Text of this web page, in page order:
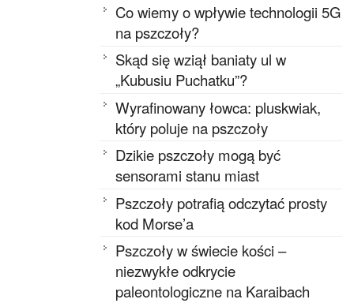
Co wiemy o wpływie technologii 5G
na pszczoły?
Skąd się wziął baniaty ul w
„Kubusiu Puchatku”?
Wyrafinowany łowca: pluskwiak,
który poluje na pszczoły
Dzikie pszczoły mogą być
sensorami stanu miast
Pszczoły potrafią odczytać prosty
kod Morse’a
Pszczoły w świecie kości –
niezwykłe odkrycie
paleontologiczne na Karaibach